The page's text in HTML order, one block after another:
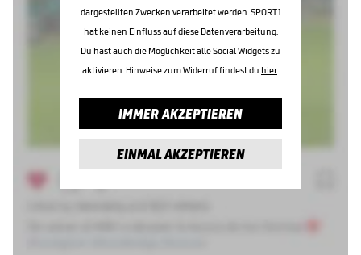
dargestellten Zwecken verarbeitet werden. SPORT1
hat keinen Einfluss auf diese Datenverarbeitung.
Du hast auch die Möglichkeit alle Social Widgets zu
aktivieren. Hinweise zum Widerruf findest du hier.
IMMER AKZEPTIEREN
EINMAL AKZEPTIEREN